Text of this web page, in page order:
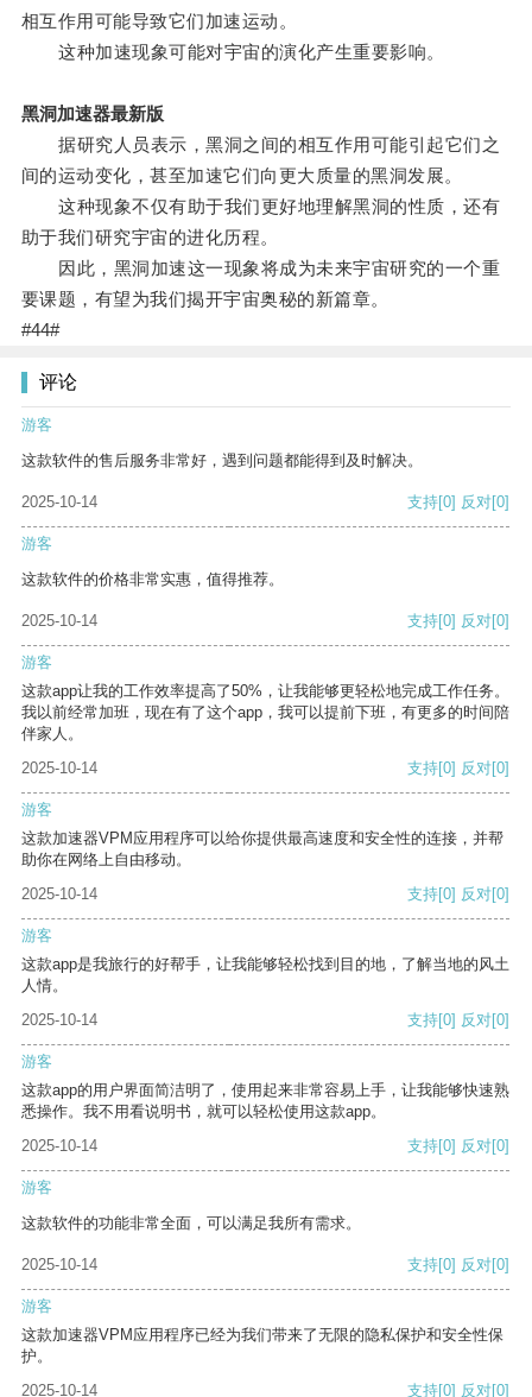
相互作用可能导致它们加速运动。
这种加速现象可能对宇宙的演化产生重要影响。
黑洞加速器最新版
据研究人员表示，黑洞之间的相互作用可能引起它们之
间的运动变化，甚至加速它们向更大质量的黑洞发展。
这种现象不仅有助于我们更好地理解黑洞的性质，还有
助于我们研究宇宙的进化历程。
因此，黑洞加速这一现象将成为未来宇宙研究的一个重
要课题，有望为我们揭开宇宙奥秘的新篇章。
#44#
评论
游客
这款软件的售后服务非常好，遇到问题都能得到及时解决。
2025-10-14 支持[0] 反对[0]
游客
这款软件的价格非常实惠，值得推荐。
2025-10-14 支持[0] 反对[0]
游客
这款app让我的工作效率提高了50%，让我能够更轻松地完成工作任务。
我以前经常加班，现在有了这个app，我可以提前下班，有更多的时间陪
伴家人。
2025-10-14
支持[0] 反对[0]
游客
这款加速器VPM应用程序可以给你提供最高速度和安全性的连接，并帮
助你在网络上自由移动。
2025-10-14
支持[0] 反对[0]
游客
这款app是我旅行的好帮手，让我能够轻松找到目的地，了解当地的风土
人情。
2025-10-14
支持[0] 反对[0]
游客
这款app的用户界面简洁明了，使用起来非常容易上手，让我能够快速熟
悉操作。我不用看说明书，就可以轻松使用这款app。
2025-10-14
支持[0] 反对[0]
游客
这款软件的功能非常全面，可以满足我所有需求。
2025-10-14 支持[0] 反对[0]
游客
这款加速器VPM应用程序已经为我们带来了无限的隐私保护和安全性保
护。
2025-10-14
支持[0] 反对[0]